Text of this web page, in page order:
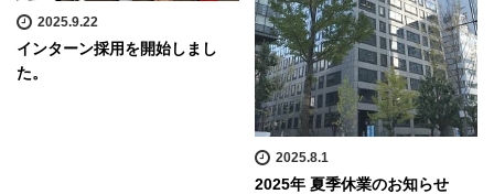
2025.9.22
インターン採用を開始しまし
た。
2025.8.1
2025年 夏季休業のお知らせ